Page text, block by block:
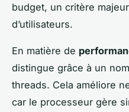
budget, un critère
d’utilisateurs.
En matière de
distingue grâce à un
threads. Cela améliore
car le processeur gère